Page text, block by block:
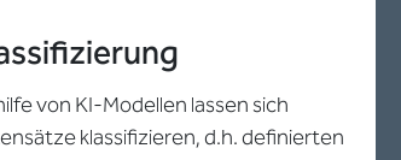
von KI-Modellen lassen sich
klassifizieren, d.h. definierten